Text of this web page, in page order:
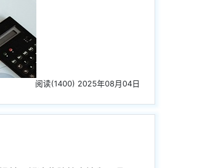
阅读(1400) 2025年08月04日